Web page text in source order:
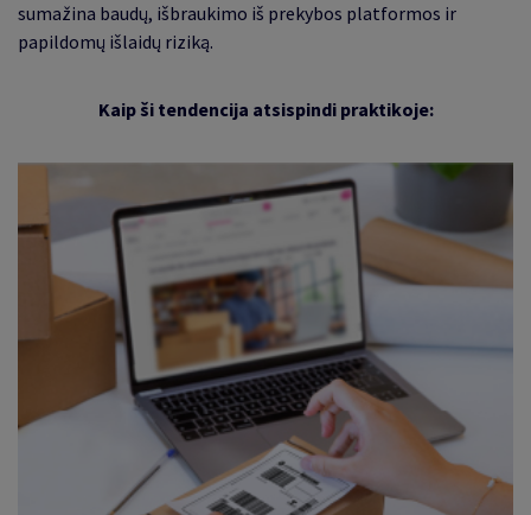
sumažina baudų, išbraukimo iš prekybos platformos ir
papildomų išlaidų riziką.
Kaip ši tendencija atsispindi praktikoje: